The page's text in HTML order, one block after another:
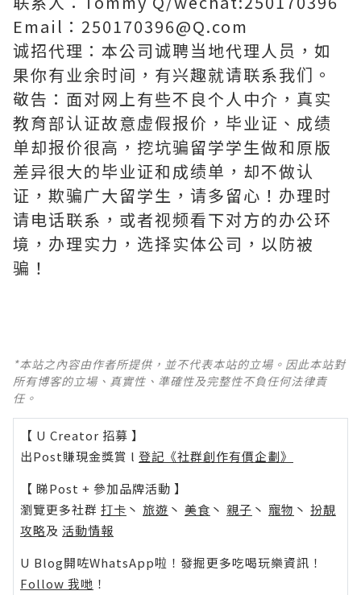
Email：250170396@Q.com
诚招代理：本公司诚聘当地代理人员，如
果你有业余时间，有兴趣就请联系我们。
敬告：面对网上有些不良个人中介，真实
教育部认证故意虚假报价，毕业证、成绩
单却报价很高，挖坑骗留学学生做和原版
差异很大的毕业证和成绩单，却不做认
证，欺骗广大留学生，请多留心！办理时
请电话联系，或者视频看下对方的办公环
境，办理实力，选择实体公司，以防被
骗！
*本站之內容由作者所提供，並不代表本站的立場。因此本站對
所有博客的立場、真實性、準確性及完整性不負任何法律責
任。
【 U Creator 招募 】
出Post賺現金獎賞 l 登記《社群創作有價企劃》
【 睇Post + 參加品牌活動 】
瀏覽更多社群 打卡 丶 旅遊 丶 美食 丶 親子 丶 寵物 丶 扮靚
攻略及 活動情報
U Blog開咗WhatsApp啦！發掘更多吃喝玩樂資訊！
Follow 我哋 ！